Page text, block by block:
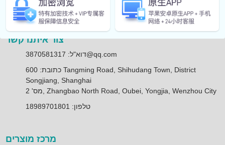
צור איתנו קשר
דוא"ל: 3870581317@qq.com
כתובת: 600 Tangming Road, Shihudang Town, District
Songjiang, Shanghai
מס' 2, Zhangbao North Road, Oubei, Yongjia, Wenzhou City
טלפון: 18989701801
מרכז מוצרים